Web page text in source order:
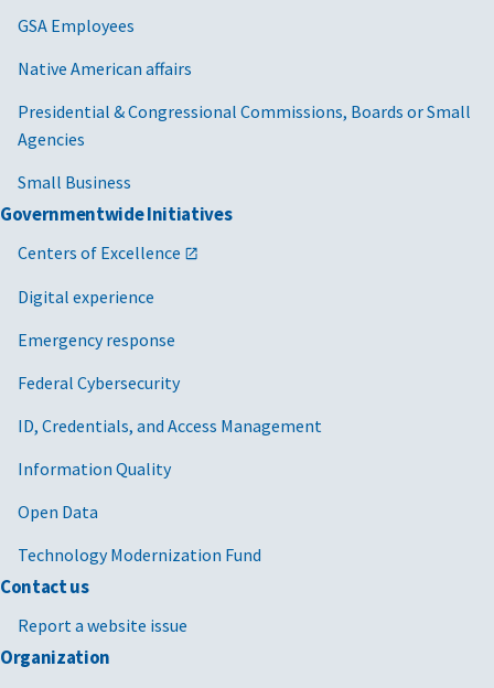
GSA Employees
Native American affairs
Presidential & Congressional Commissions, Boards or Small
Agencies
Small Business
Governmentwide Initiatives
Centers of Excellence
Digital experience
Emergency response
Federal Cybersecurity
ID, Credentials, and Access Management
Information Quality
Open Data
Technology Modernization Fund
Contact us
Report a website issue
Organization